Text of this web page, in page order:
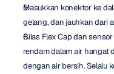
Masukkan konektor ke
gelang, dan jauhkan dari
Bilas Flex Cap dan
rendam dalam air hangat
dengan air bersih. Selalu